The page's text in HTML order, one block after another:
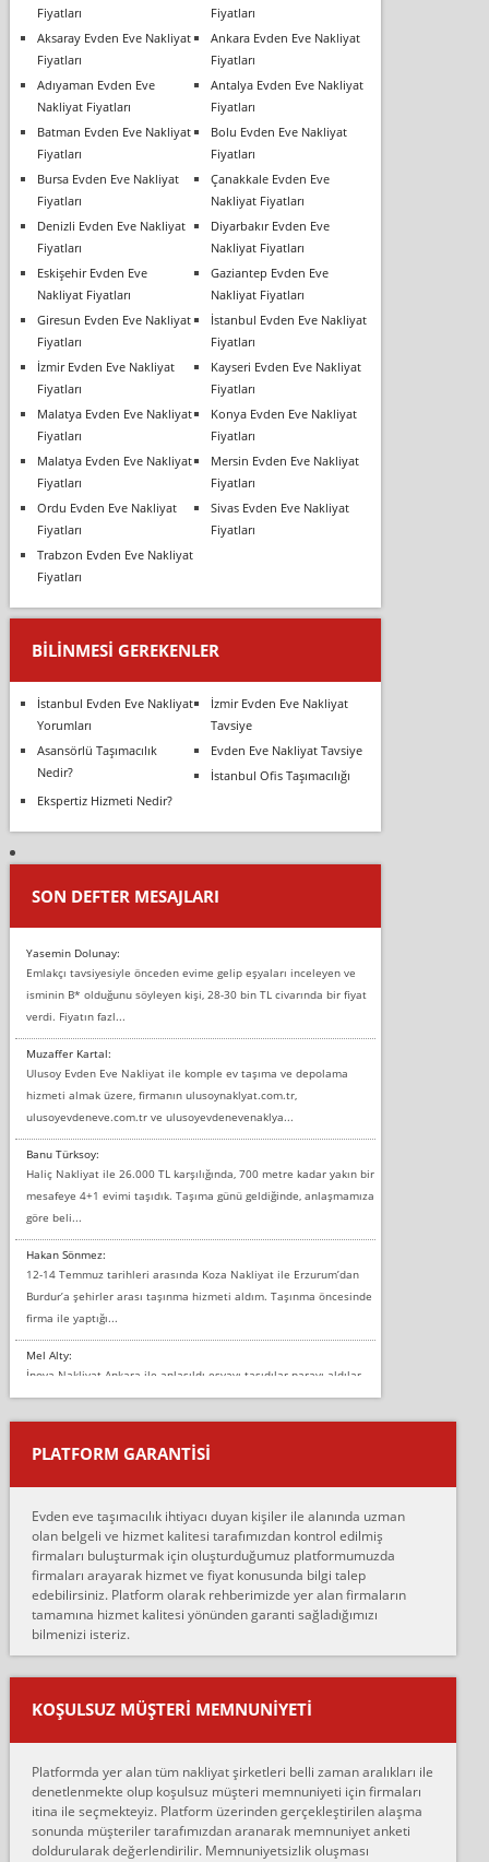
Fiyatları
Fiyatları
Aksaray Evden Eve Nakliyat
Fiyatları
Ankara Evden Eve Nakliyat
Fiyatları
Adıyaman Evden Eve
Nakliyat Fiyatları
Antalya Evden Eve Nakliyat
Fiyatları
Batman Evden Eve Nakliyat
Fiyatları
Bolu Evden Eve Nakliyat
Fiyatları
Bursa Evden Eve Nakliyat
Fiyatları
Çanakkale Evden Eve
Nakliyat Fiyatları
Denizli Evden Eve Nakliyat
Fiyatları
Diyarbakır Evden Eve
Nakliyat Fiyatları
Eskişehir Evden Eve
Nakliyat Fiyatları
Gaziantep Evden Eve
Nakliyat Fiyatları
Giresun Evden Eve Nakliyat
Fiyatları
İstanbul Evden Eve Nakliyat
Fiyatları
İzmir Evden Eve Nakliyat
Fiyatları
Kayseri Evden Eve Nakliyat
Fiyatları
Malatya Evden Eve Nakliyat
Fiyatları
Konya Evden Eve Nakliyat
Fiyatları
Malatya Evden Eve Nakliyat
Fiyatları
Mersin Evden Eve Nakliyat
Fiyatları
Ordu Evden Eve Nakliyat
Fiyatları
Sivas Evden Eve Nakliyat
Fiyatları
Trabzon Evden Eve Nakliyat
Fiyatları
BILINMESI GEREKENLER
İstanbul Evden Eve Nakliyat
Yorumları
İzmir Evden Eve Nakliyat
Tavsiye
Asansörlü Taşımacılık
Nedir?
Evden Eve Nakliyat Tavsiye
İstanbul Ofis Taşımacılığı
Ekspertiz Hizmeti Nedir?
SON DEFTER MESAJLARI
Yasemin Dolunay:
Emlakçı tavsiyesiyle önceden evime gelip eşyaları inceleyen ve
isminin B* olduğunu söyleyen kişi, 28-30 bin TL civarında bir fiyat
verdi. Fiyatın fazl...
Muzaffer Kartal:
Ulusoy Evden Eve Nakliyat ile komple ev taşıma ve depolama
hizmeti almak üzere, firmanın ulusoynaklyat.com.tr,
ulusoyevdeneve.com.tr ve ulusoyevdenevenaklya...
Banu Türksoy:
Haliç Nakliyat ile 26.000 TL karşılığında, 700 metre kadar yakın bir
mesafeye 4+1 evimi taşıdık. Taşıma günü geldiğinde, anlaşmamıza
göre beli...
Hakan Sönmez:
12-14 Temmuz tarihleri arasında Koza Nakliyat ile Erzurum’dan
Burdur’a şehirler arası taşınma hizmeti aldım. Taşınma öncesinde
firma ile yaptığı...
Mel Alty:
İnova Nakliyat Ankara ile anlaşıldı eşyayı taşıdılar parayı aldılar.
Salon duvarına bir baktım birisi boydan alüminyum renkli bantı
yapıştırm...
Murat:
çalıştıklarını, müş...
Ahmet:
Lüleburgaz güngünes evden eve naklyat eşyalarımı taşımak için
anlaştık sabah eve geldiklerinde de eşyalarımı düzgün şekilde
sarcaz demelerine r...
mehmet güldü:
Ankara ALİCANLAR NAKLİYAT Tutarsız ve ticari ahlak problemleri
var verdikleri fiyat teklifini arttırdılar. Sonrasında taşıma gününde
oldukça tutarsı...
Ankara Alicanlar naklyat tel 5465524025. 2600 TL'ye ankaradan
Konya ya Alicanlar naklyat la anlaştık bu şahıs evin taşınacağı gün
fiyatın mazoto gele...
Fatih kokmese:
PLATFORM GARANTİSİ
Evden eve taşımacılık ihtiyacı duyan kişiler ile alanında uzman
olan belgeli ve hizmet kalitesi tarafımızdan kontrol edilmiş
firmaları buluşturmak için oluşturduğumuz platformumuzda
firmaları arayarak hizmet ve fiyat konusunda bilgi talep
edebilirsiniz. Platform olarak rehberimizde yer alan firmaların
tamamına hizmet kalitesi yönünden garanti sağladığımızı
bilmenizi isteriz.
KOŞULSUZ MÜŞTERI MEMNUNIYETI
Platformda yer alan tüm nakliyat şirketleri belli zaman aralıkları ile
denetlenmekte olup koşulsuz müşteri memnuniyeti için firmaları
itina ile seçmekteyiz. Platform üzerinden gerçekleştirilen alaşma
sonunda müşteriler tarafımızdan aranarak memnuniyet anketi
doldurularak değerlendirilir. Memnuniyetsizlik oluşması